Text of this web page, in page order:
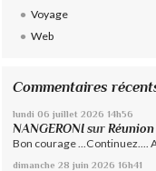
Voyage
Web
Commentaires
lundi 06 juillet 2026 14h56
NANGERONI sur
Bon courage ...Continuez....
dimanche 28 juin 2026 16h41